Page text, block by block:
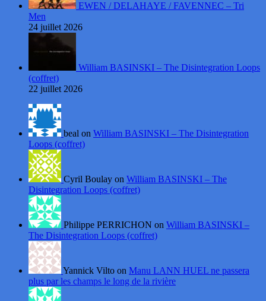
EWEN / DELAHAYE / FAVENNEC – Tri
Men
24 juillet 2026
William BASINSKI – The Disintegration Loops
(coffret)
22 juillet 2026
beal on William BASINSKI – The Disintegration
Loops (coffret)
Cyril Boulay on William BASINSKI – The
Disintegration Loops (coffret)
Philippe PERRICHON on William BASINSKI –
The Disintegration Loops (coffret)
Yannick Vilto on Manu LANN HUEL ne passera
plus par les champs le long de la rivière